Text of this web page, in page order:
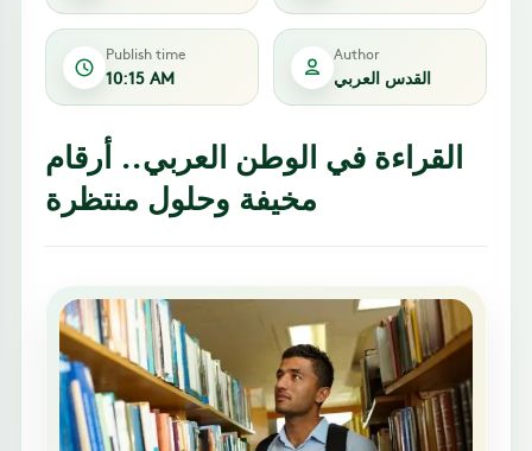
Publish time
10:15 AM
Author
القدس العربي
القراءة في الوطن العربي.. أرقام
مخيفة وحلول منتظرة